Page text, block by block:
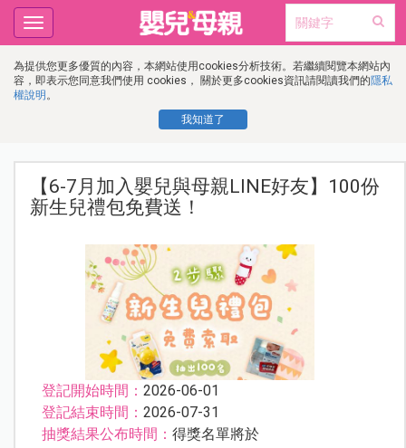
為提供您更多優質的內容，本網站使用cookies分析技術。若繼續閱覽本網站內
容，即表示您同意我們使用 cookies， 關於更多cookies資訊請閱讀我們的隱私
權說明 。
我知道了
Toggle
navigation
【6-7月加入嬰兒與母親LINE好友】100份
新生兒禮包免費送！
登記開始時間： 2026-06-01
登記結束時間： 2026-07-31
抽獎結果公布時間： 得獎名單將於